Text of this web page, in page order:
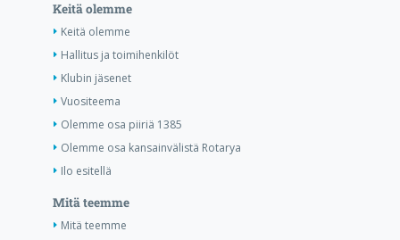
Keitä olemme
Keitä olemme
Hallitus ja toimihenkilöt
Klubin jäsenet
Vuositeema
Olemme osa piiriä 1385
Olemme osa kansainvälistä Rotarya
Ilo esitellä
Mitä teemme
Mitä teemme